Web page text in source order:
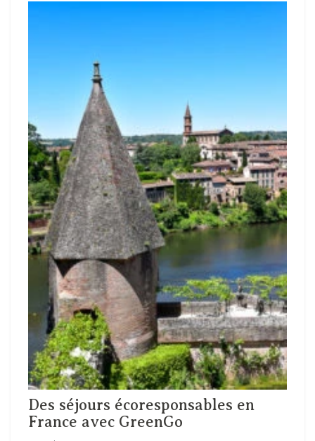
Des séjours écoresponsables en
France avec GreenGo